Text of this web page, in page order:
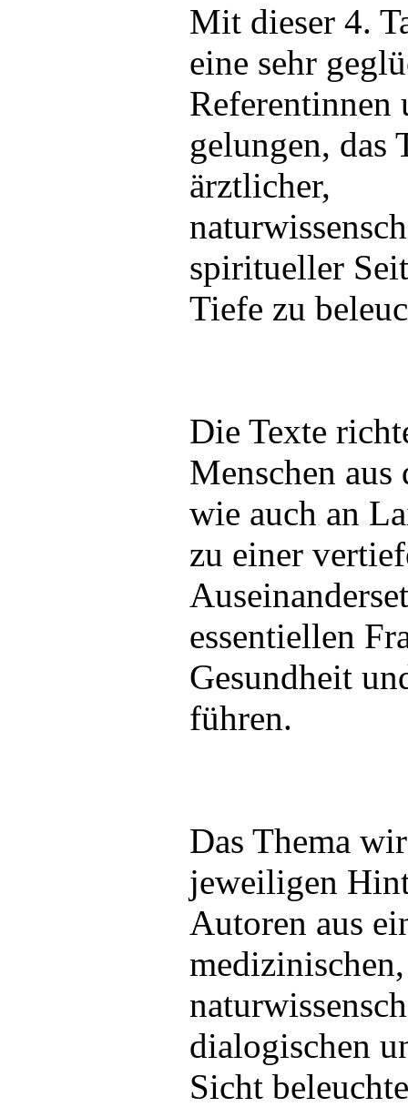
Mit dieser 4.
eine sehr
Referentinnen
gelungen, das
ärztlicher,
spiritueller
Tiefe zu
Die Texte
Menschen
wie auch an
zu einer
essentiellen
Gesundheit
führen.
Das Thema
jeweiligen
Autoren aus
medizinischen,
dialogischen
Sicht